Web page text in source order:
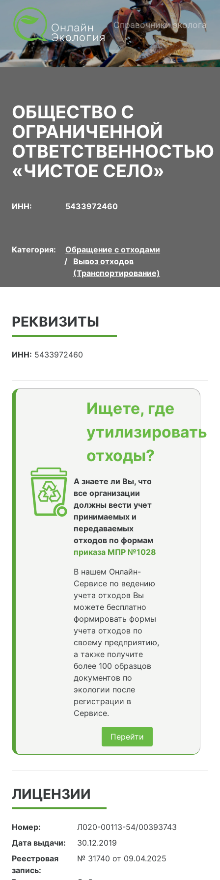
Справочники эколога
ОБЩЕСТВО С
ОГРАНИЧЕННОЙ
ОТВЕТСТВЕННОСТЬЮ
«ЧИСТОЕ СЕЛО»
ИНН: 5433972460
Категория:
Обращение с отходами
Вывоз отходов
(Транспортирование)
РЕКВИЗИТЫ
ИНН: 5433972460
Ищете, где
утилизировать
отходы?
А знаете ли Вы, что
все организации
должны вести учет
принимаемых и
передаваемых
отходов по формам
приказа МПР №1028
В нашем Онлайн-
Сервисе по ведению
учета отходов Вы
можете бесплатно
формировать формы
учета отходов по
своему предприятию,
а также получите
более 100 образцов
документов по
экологии после
регистрации в
Сервисе.
Перейти
ЛИЦЕНЗИИ
Номер:
Л020-00113-54/00393743
Дата выдачи:
30.12.2019
Реестровая
запись:
№ 31740 от 09.04.2025